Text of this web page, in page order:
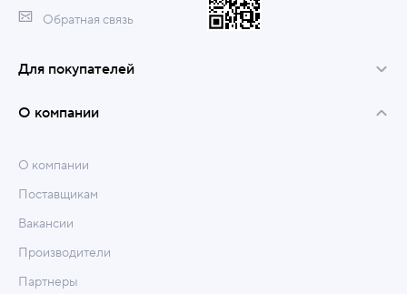
Обратная связь
Для покупателей
О компании
О компании
Поставщикам
Вакансии
Производители
Партнеры